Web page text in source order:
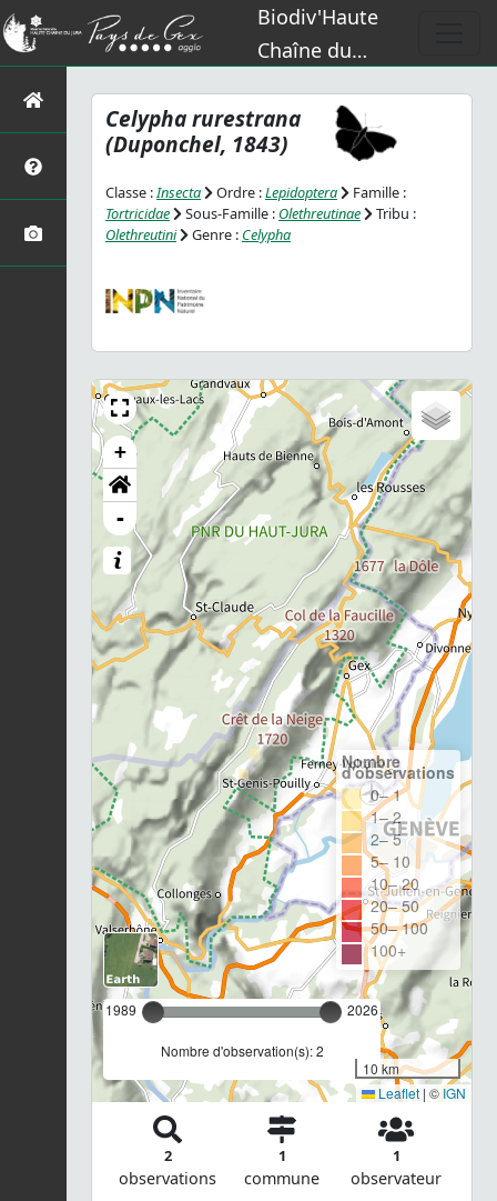
Biodiv'Haute
Chaîne du
Celypha rurestrana
(Duponchel, 1843)
Classe :Insecta Ordre :Lepidoptera
Famille :
Tortricidae
Sous-Famille : Olethreutinae
Tribu :
Olethreutini
Genre : Celypha
+
-
1989 2026
Nombre d'observation(s): 2
Nombre
d'observations
0– 1
1– 2
2– 5
5– 10
10– 20
20– 50
50– 100
100+
10 km
Leaflet | ©IGN
2
observations
1
commune
1
observateur